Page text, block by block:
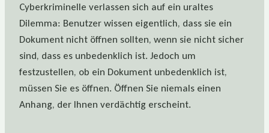
Cyberkriminelle verlassen sich auf ein uraltes
Dilemma: Benutzer wissen eigentlich, dass sie ein
Dokument nicht öffnen sollten, wenn sie nicht sicher
sind, dass es unbedenklich ist. Jedoch um
festzustellen, ob ein Dokument unbedenklich ist,
müssen Sie es öffnen. Öffnen Sie niemals einen
Anhang, der Ihnen verdächtig erscheint.